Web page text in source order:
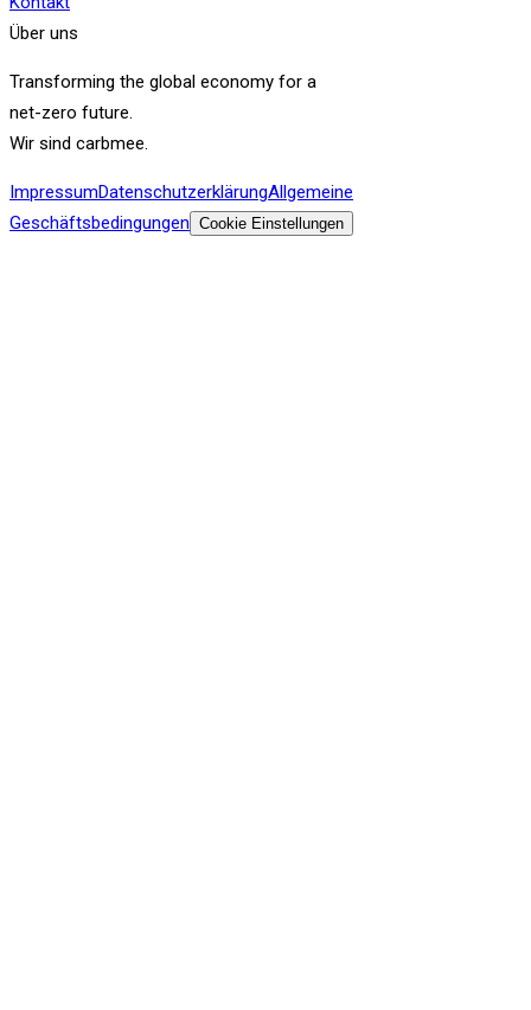
Über uns
Transforming the global economy for a
net-zero future.
Wir sind carbmee.
ImpressumDatenschutzerklärungAllgemeine
Geschäftsbedingungen Cookie Einstellungen